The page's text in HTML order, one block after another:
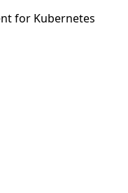
for Kubernetes